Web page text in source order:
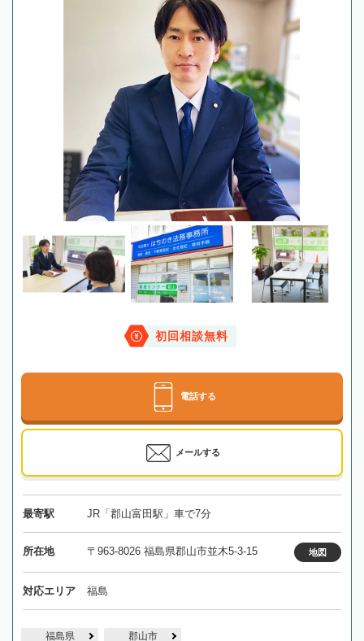
初回相談無料
電話する
メールする
最寄駅 JR「郡山富田駅」車で7分
所在地 〒963-8026 福島県郡山市並木5-3-15 地図
対応エリア 福島
福島県 郡山市